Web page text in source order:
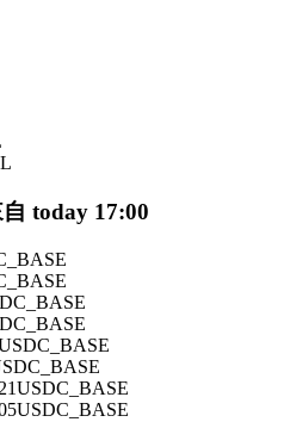
傭
today 17:00
USDC_BASE
USDC_BASE